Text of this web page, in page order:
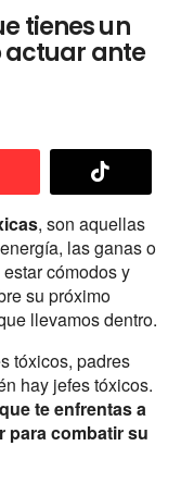
tienes un
actuar ante
, son aquellas
las ganas o
cómodos y
su próximo
llevamos dentro.
tóxicos, padres
hay jefes tóxicos.
te enfrentas a
para combatir su